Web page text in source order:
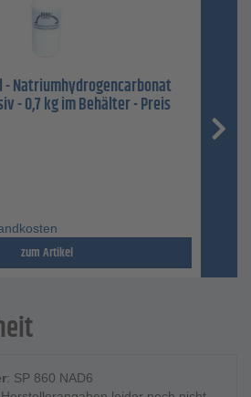
Natriumhydrogencarbonat
- 0,7 kg im Behälter - Preis
zum Artikel
: SP 860 NAD6